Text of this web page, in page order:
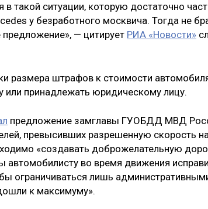
такой ситуации, которую достаточно
у безработного москвича. Тогда не
— цитирует РИА «Новости»
размера штрафов к стоимости
принадлежать юридическому лицу.
предложение замглавы ГУОБДД МВД
превысивших разрешенную скорость
«создавать доброжелательную
автомобилисту во время движения
ограничиваться лишь
к максимуму».